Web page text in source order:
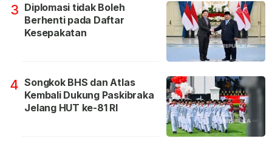
3 Diplomasi tidak Boleh
Berhenti pada Daftar
Kesepakatan
4 Songkok BHS dan Atlas
Kembali Dukung Paskibraka
Jelang HUT ke-81 RI